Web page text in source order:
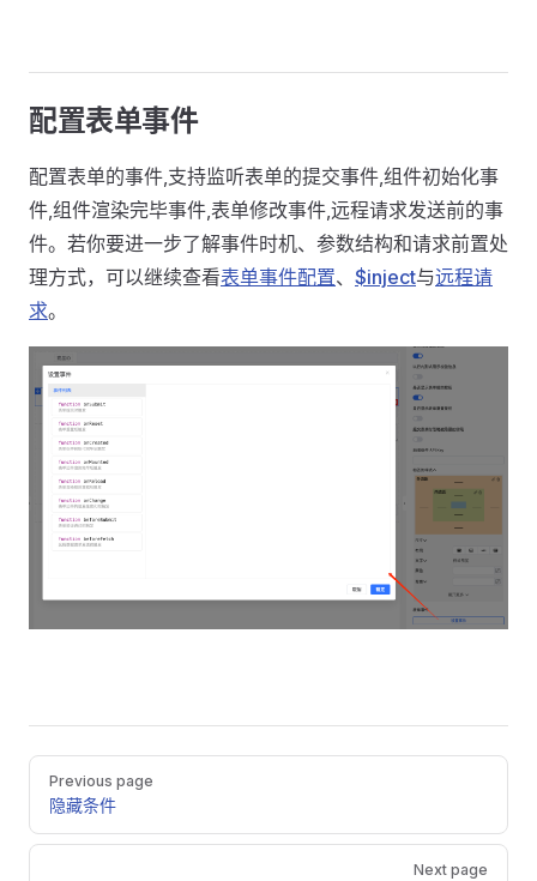
配置表单事件
配置表单的事件,支持监听表单的提交事件,组件初始化事
件,组件渲染完毕事件,表单修改事件,远程请求发送前的事
件。若你要进一步了解事件时机、参数结构和请求前置处
理方式，可以继续查看表单事件配置、 $inject与远程请
求。
Pager
Previous page
隐藏条件
Next page